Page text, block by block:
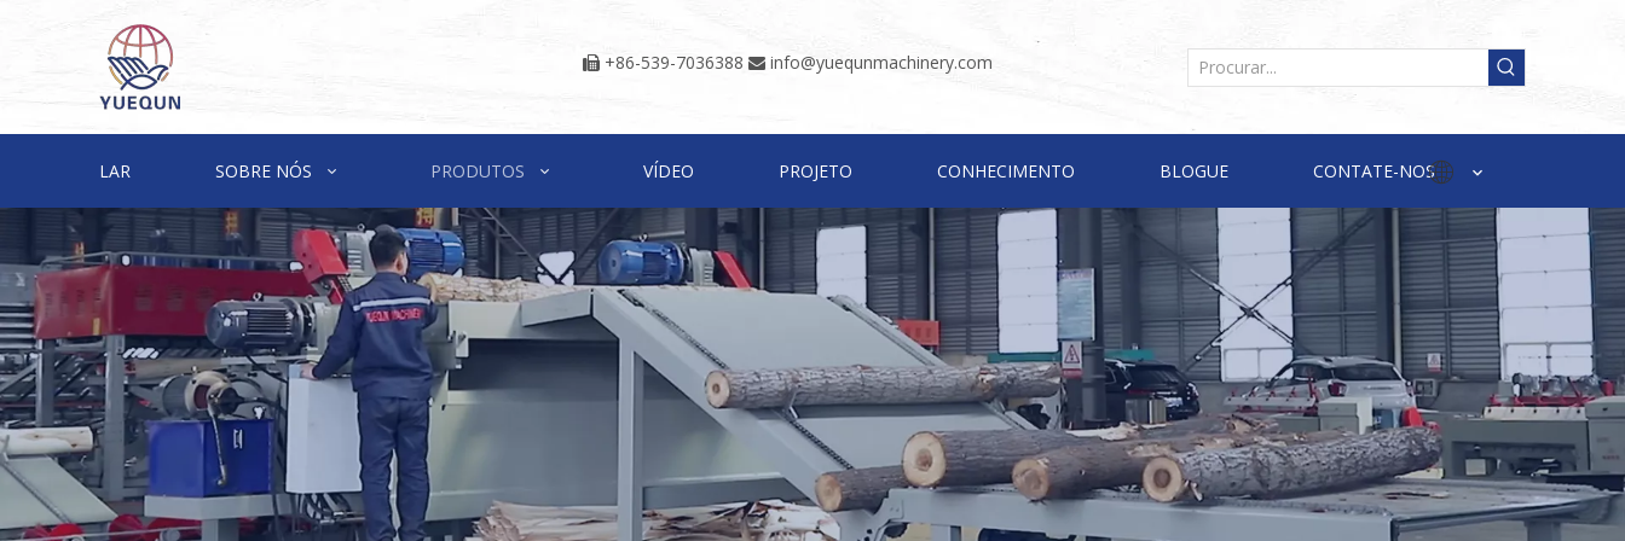
 +86-539-7036388  info@yuequnmachinery.com
LAR SOBRE NÓS PRODUTOS VÍDEO PROJETO CONHECIMENTO BLOGUE CONTATE-NOS